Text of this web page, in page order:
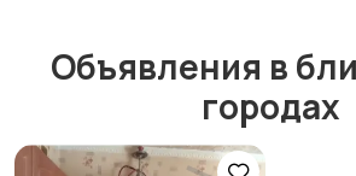
посуточно
Прочие строения
Объявления в
городах